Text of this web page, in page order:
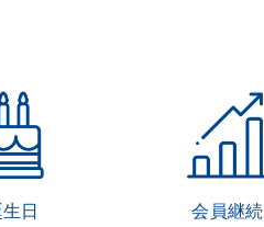
日 会員継続